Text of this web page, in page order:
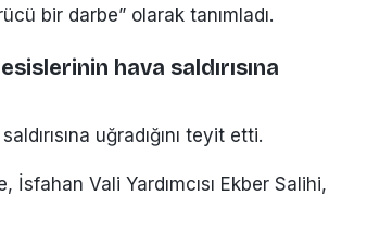
bir darbe” olarak tanımladı.
hava saldırısına
uğradığını teyit etti.
Vali Yardımcısı Ekber Salihi,